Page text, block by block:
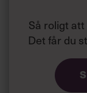
Studien visade
motivation
de redan hade
Men att
hade stark
presterade i
arbete som var
Så roligt
Det får du